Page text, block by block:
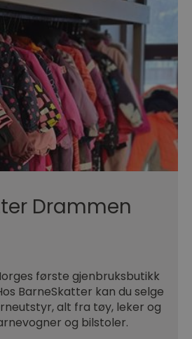
Drammen
første gjenbruksbutikk
BarneSkatter kan du selge
alt fra tøy, leker og
og bilstoler.